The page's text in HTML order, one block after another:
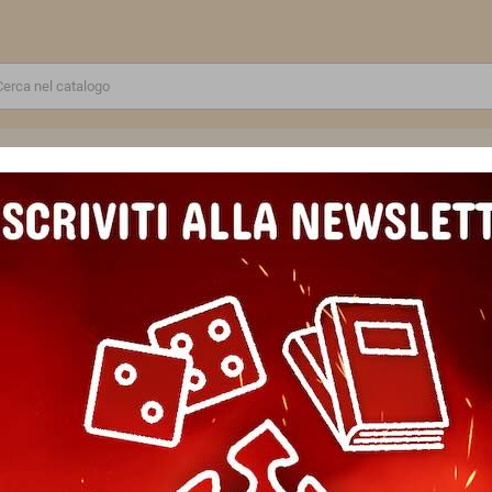
SCUOLA E TEMPO LIBERO
CUDDLY ravensburger 10 COLORI con cornice GOLDEN
CREART kit artistico CUDDLY
cornice GOLDEN RETRIEVERS
Marca
Ravensburger
Riferimento
4005555230915
In magazzino
2 Articoli